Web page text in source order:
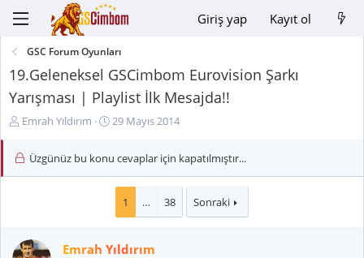
Giriş yap Kayıt ol
GSC Forum Oyunları
19.Geleneksel GSCimbom Eurovision Şarkı
Yarışması | Playlist İlk Mesajda!!
K
n
ş
Emrah Yıldırım
B
a
g
ç
29 Mayıs 2014
Üzgünüz bu konu cevaplar için kapatılmıştır...
1 … 38 Sonraki
Emrah Yıldırım